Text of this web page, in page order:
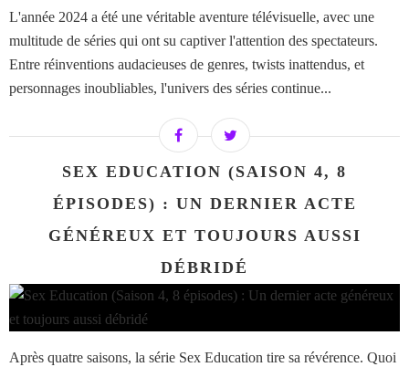
L'année 2024 a été une véritable aventure télévisuelle, avec une
multitude de séries qui ont su captiver l'attention des spectateurs.
Entre réinventions audacieuses de genres, twists inattendus, et
personnages inoubliables, l'univers des séries continue...
SEX EDUCATION (SAISON 4, 8
ÉPISODES) : UN DERNIER ACTE
GÉNÉREUX ET TOUJOURS AUSSI
DÉBRIDÉ
Après quatre saisons, la série Sex Education tire sa révérence. Quoi